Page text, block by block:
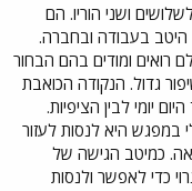
ושני הוריו. הם
היטב בעבודה ובחברה.
רואים ומודים בהם הבחור
גדול. הנקודה הכואבת
יומי לבין הציפיות.
במפגש היא לנסות לעזור
כמיטב הגישה של
כדי לאפשר ולנסות